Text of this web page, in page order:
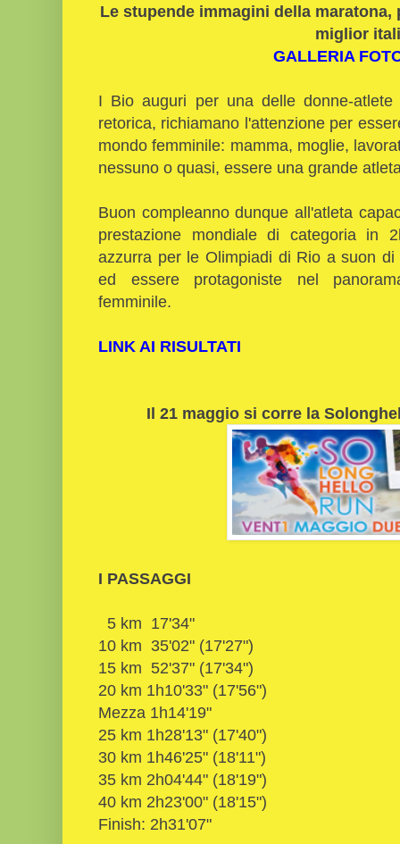
Le stupende immagini della
miglior
GALLERIA
I Bio auguri per una delle donne-
retorica, richiamano l'attenzione per
mondo femminile: mamma, moglie,
nessuno o quasi, essere una grande
Buon compleanno dunque all'atleta
prestazione mondiale di categoria in
azzurra per le Olimpiadi di Rio a suon
ed essere protagoniste nel
femminile.
LINK AI RISULTATI
Il 21 maggio si corre la
I PASSAGGI
5 km 17'34"
10 km 35'02" (17'27")
15 km 52'37" (17'34")
20 km 1h10'33" (17'56")
Mezza 1h14'19"
25 km 1h28'13" (17'40")
30 km 1h46'25" (18'11")
35 km 2h04'44" (18'19")
40 km 2h23'00" (18'15")
Finish: 2h31'07"